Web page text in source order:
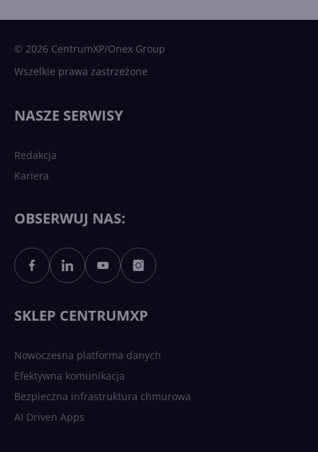
Sztuczna inteligencja po
polsku. Dość barier
© 2026 CentrumXP/Onex Group
Wszelkie prawa zastrzeżone
NASZE SERWISY
Redakcja
Kariera
OBSERWUJ NAS:
SKLEP CENTRUMXP
Nowoczesna platforma danych
Efektywna komunikacja
Bezpieczna infrastruktura chmurowa
AI Driven Apps